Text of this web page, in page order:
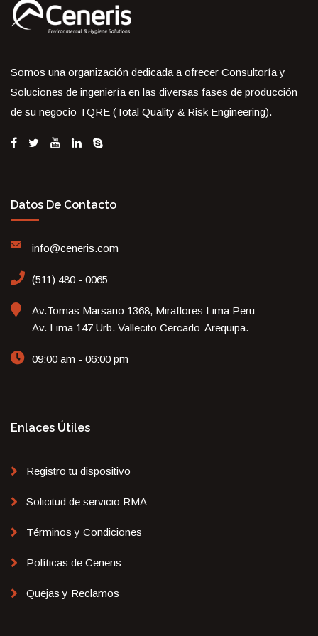
Somos una organización dedicada a ofrecer Consultoría y
Soluciones de ingeniería en las diversas fases de producción
de su negocio TQRE (Total Quality & Risk Engineering).
Datos De Contacto
info@ceneris.com
(511) 480 - 0065
Av.Tomas Marsano 1368, Miraflores Lima Peru
Av. Lima 147 Urb. Vallecito Cercado-Arequipa.
09:00 am - 06:00 pm
Enlaces Útiles
Registro tu dispositivo
Solicitud de servicio RMA
Términos y Condiciones
Políticas de Ceneris
Quejas y Reclamos